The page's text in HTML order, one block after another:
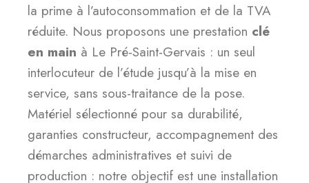
la prime à l’autoconsommation et de la TVA
réduite. Nous proposons une prestation clé
en main à Le Pré-Saint-Gervais : un seul
interlocuteur de l’étude jusqu’à la mise en
service, sans sous-traitance de la pose.
Matériel sélectionné pour sa durabilité,
garanties constructeur, accompagnement des
démarches administratives et suivi de
production : notre objectif est une installation